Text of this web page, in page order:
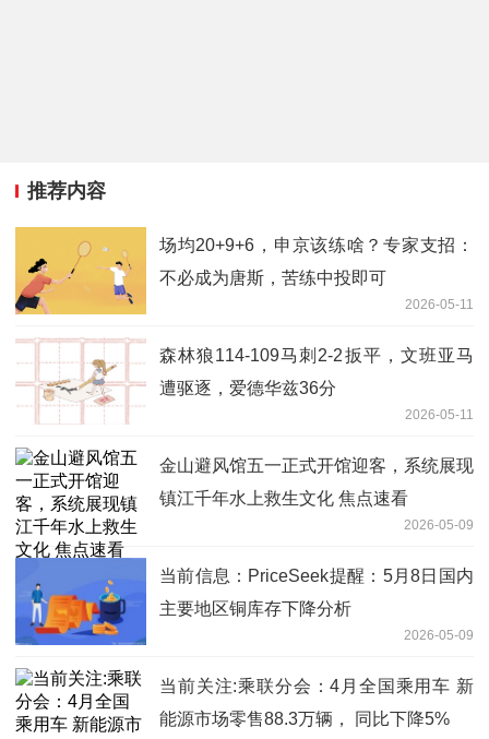
推荐内容
场均20+9+6，申京该练啥？专家支招：
不必成为唐斯，苦练中投即可
2026-05-11
森林狼114-109马刺2-2扳平，文班亚马
遭驱逐，爱德华兹36分
2026-05-11
金山避风馆五一正式开馆迎客，系统展现
镇江千年水上救生文化 焦点速看
2026-05-09
当前信息：PriceSeek提醒：5月8日国内
主要地区铜库存下降分析
2026-05-09
当前关注:乘联分会：4月全国乘用车 新
能源市场零售88.3万辆， 同比下降5%